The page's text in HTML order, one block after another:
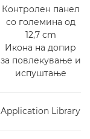
Контролен панел
со големина од
12,7 cm
Икона на допир
за повлекување и
испуштање
Application Library